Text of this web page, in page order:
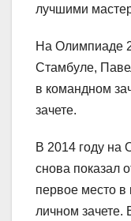
лучшими
На Олимпиаде
Стамбуле,
в командном
зачете.
В 2014 году на
снова показал
первое место в
личном зачете.